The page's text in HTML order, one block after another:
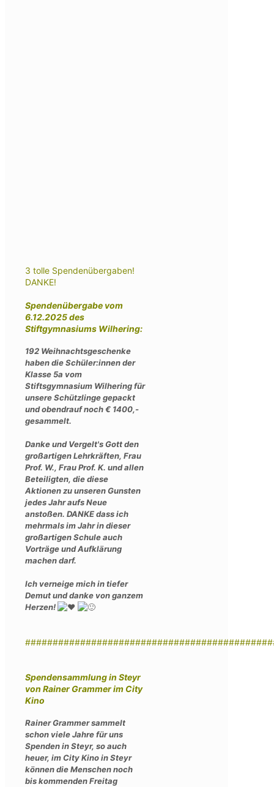
3 tolle Spendenübergaben!
DANKE!
Spendenübergabe vom
6.12.2025 des
Stiftgymnasiums Wilhering:
192 Weihnachtsgeschenke
haben die Schüler:innen der
Klasse 5a vom
Stiftsgymnasium Wilhering für
unsere Schützlinge gepackt
und obendrauf noch € 1400,-
gesammelt.
Danke und Vergelt's Gott den
großartigen Lehrkräften, Frau
Prof. W., Frau Prof. K. und allen
Beteiligten, die diese
Aktionen zu unseren Gunsten
jedes Jahr aufs Neue
anstoßen. DANKE dass ich
mehrmals im Jahr in dieser
großartigen Schule auch
Vorträge und Aufklärung
machen darf.
Ich verneige mich in tiefer
Demut und danke von ganzem
Herzen!
Spendensammlung in Steyr
von Rainer Grammer im City
Kino
Rainer Grammer sammelt
schon viele Jahre für uns
Spenden in Steyr, so auch
heuer, im City Kino in Steyr
können die Menschen noch
bis kommenden Freitag